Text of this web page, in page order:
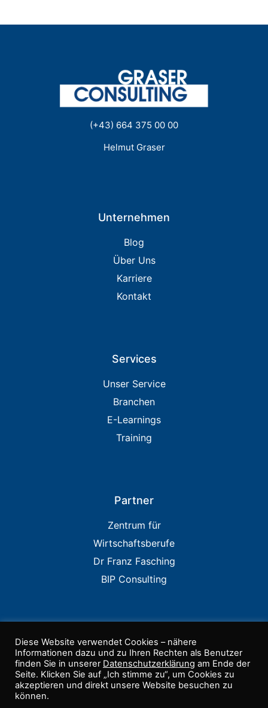
(+43) 664 375 00 00
Helmut Graser
Unternehmen
Blog
Über Uns
Karriere
Kontakt
Services
Unser Service
Branchen
E-Learnings
Training
Partner
Zentrum für
Wirtschaftsberufe
Dr Franz Fasching
BIP Consulting
Links
IIA USA
PCAOB
Diese Website verwendet Cookies – nähere
Informationen dazu und zu Ihren Rechten als Benutzer
finden Sie in unserer Datenschutzerklärung am Ende der
Seite. Klicken Sie auf „Ich stimme zu“, um Cookies zu
akzeptieren und direkt unsere Website besuchen zu
können.